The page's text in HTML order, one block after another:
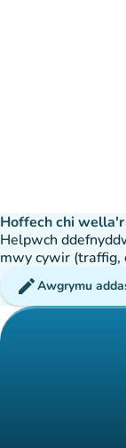
Hoffech chi
Helpwch
mwy cywir (traffig,
editAwgrymu